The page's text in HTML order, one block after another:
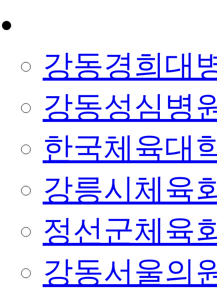
강동경희대
강동성심병
한국체육대
강릉시체육
정선군체육
강동서울의